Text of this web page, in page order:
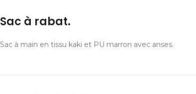
Sac à rabat.
Sac à main en tissu kaki et PU marron avec anses.